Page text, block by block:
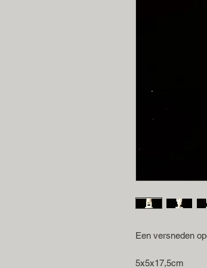
Een versneden
5x5x17,5cm